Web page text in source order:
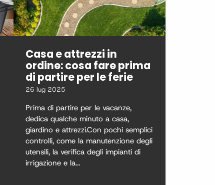
Casa e attrezzi in
ordine: cosa fare prima
di partire per le ferie
26 lug 2025
Prima di partire per le vacanze,
dedica qualche minuto a casa,
giardino e attrezzi.Con pochi semplici
controlli, come la manutenzione degli
utensili, la verifica degli impianti di
irrigazione e la...